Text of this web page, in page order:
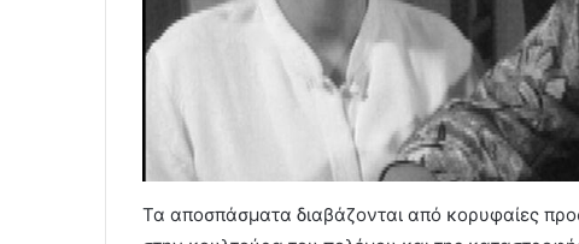
Τα αποσπάσματα διαβάζονται από κορυφαίες